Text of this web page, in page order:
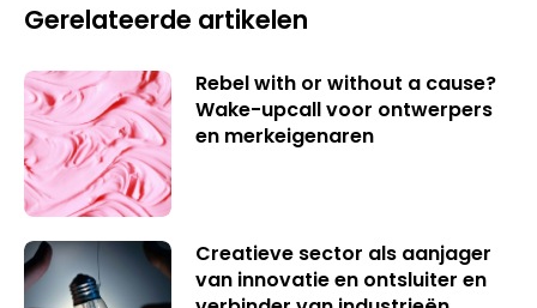
Gerelateerde artikelen
Rebel with or without a cause?
Wake-upcall voor ontwerpers
en merkeigenaren
Creatieve sector als aanjager
van innovatie en ontsluiter en